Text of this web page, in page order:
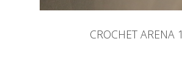
CROCHET ARENA 1